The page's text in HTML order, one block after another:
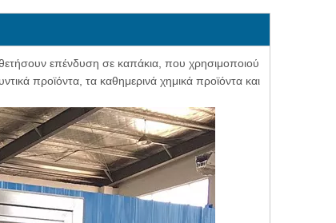
επένδυση σε καπάκια, που χρησιμοποιού
προϊόντα, τα καθημερινά χημικά προϊόντα και